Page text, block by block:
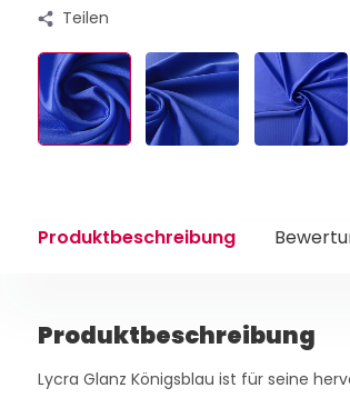
Teilen
Produktbeschreibung
Produktbeschreibung
Lycra Glanz Königsblau ist für seine